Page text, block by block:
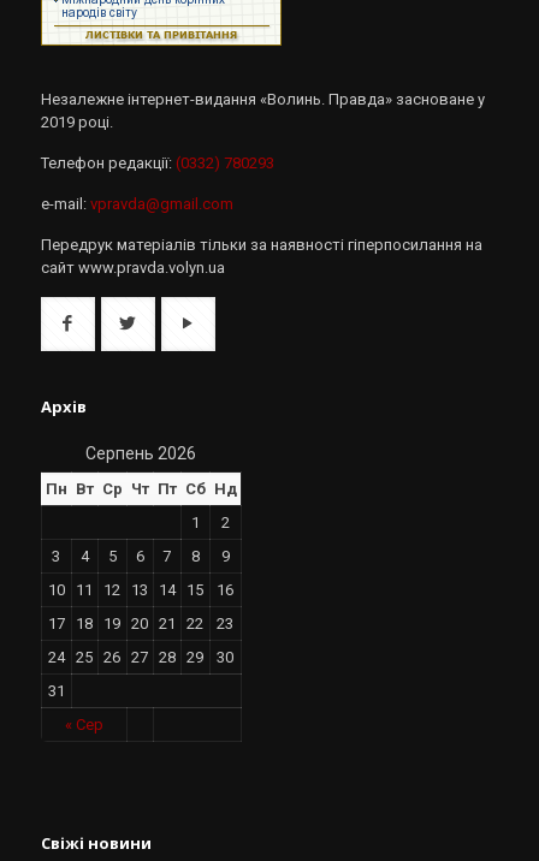
Незалежне інтернет-видання «Волинь. Правда» засноване у
2019 році.
Телефон редакції: (0332) 780293
e-mail: vpravda@gmail.com
Передрук матеріалів тільки за наявності гіперпосилання на
сайт www.pravda.volyn.ua
Архів
Серпень 2026
Пн Вт Ср Чт Пт Сб Нд
« Сер
1
2
3
4 5 6 7 8
9
10
11 12 13 14 15
16
17
18 19 20 21 22
23
24
25 26 27 28 29
30
31
Свіжі новини